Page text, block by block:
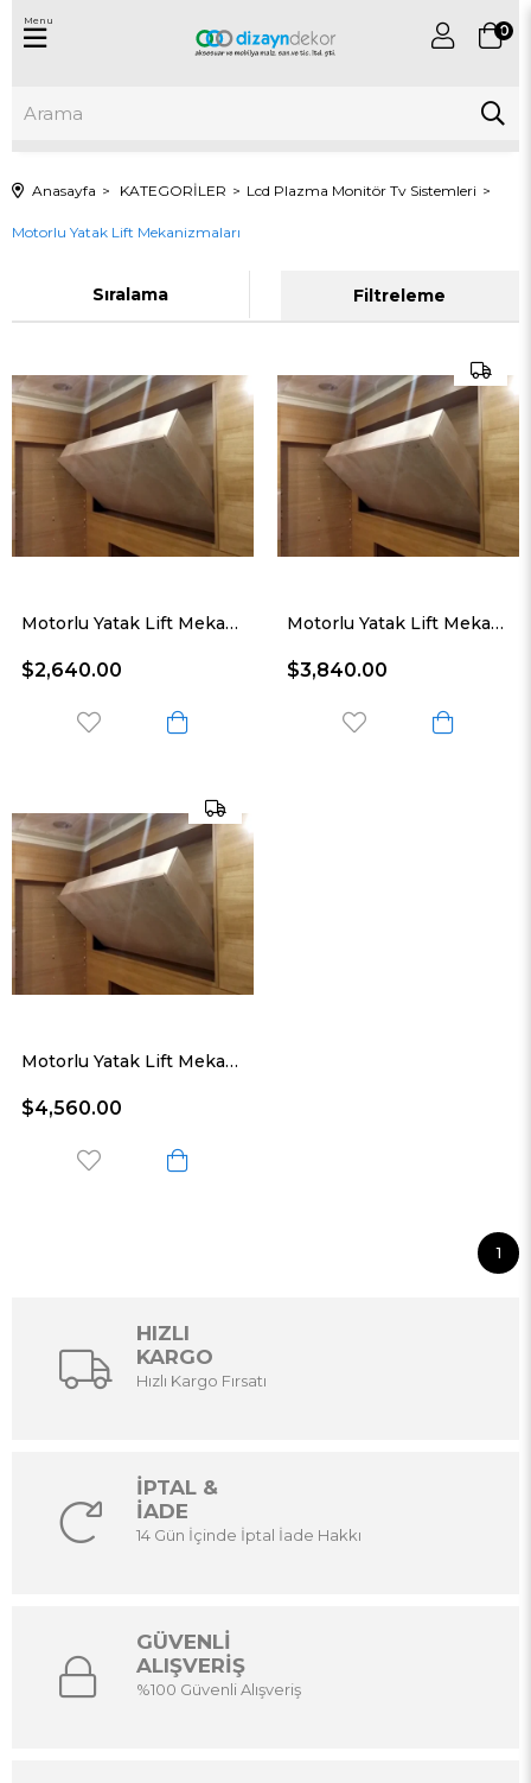
0
Menu
Anasayfa KATEGORİLER Lcd Plazma Monitör Tv Sistemleri
Motorlu Yatak Lift Mekanizmaları
Filtreleme
Sıralama
Motorlu Yatak Lift Mekanizması Tek Kişilik 90*200 Cm
$2,640.00
Motorlu Yatak Lift Mekanizması Tek Kişilik 150*200 Cm
$3,840.00
Motorlu Yatak Lift Mekanizması Çift Kişilik 180*200 Cm
$4,560.00
1
HIZLI
KARGO
Hızlı Kargo Fırsatı
İPTAL &
İADE
14 Gün İçinde İptal İade Hakkı
GÜVENLİ
ALIŞVERİŞ
%100 Güvenli Alışveriş